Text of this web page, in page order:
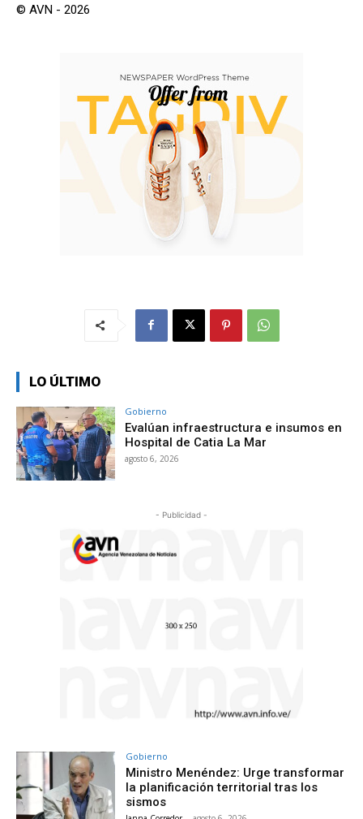
© AVN - 2026
LO ÚLTIMO
Gobierno
Evalúan infraestructura e insumos en
Hospital de Catia La Mar
agosto 6, 2026
- Publicidad -
Gobierno
Ministro Menéndez: Urge transformar
la planificación territorial tras los
sismos